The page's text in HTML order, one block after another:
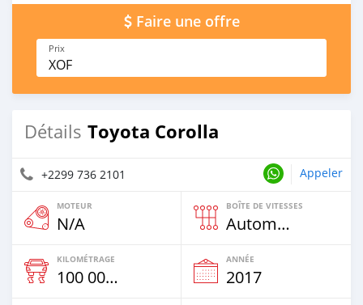
Faire une offre
Prix
XOF
Détails Toyota Corolla
+2299 736 2101 Appeler
MOTEUR
N/A
BOÎTE DE VITESSES
Automatique
KILOMÉTRAGE
100 000 Km
ANNÉE
2017